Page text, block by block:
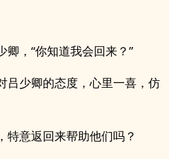
，“你知道我会回来？”
吕少卿的态度，心里一喜，仿
特意返回来帮助他们吗？